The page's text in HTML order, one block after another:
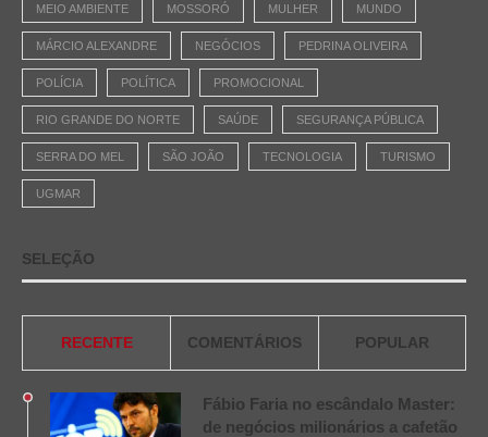
MEIO AMBIENTE MOSSORÓ MULHER MUNDO
MÁRCIO ALEXANDRE NEGÓCIOS PEDRINA OLIVEIRA
POLÍCIA POLÍTICA PROMOCIONAL
RIO GRANDE DO NORTE SAÚDE SEGURANÇA PÚBLICA
SERRA DO MEL SÃO JOÃO TECNOLOGIA TURISMO
UGMAR
SELEÇÃO
RECENTE COMENTÁRIOS POPULAR
Fábio Faria no escândalo Master:
de negócios milionários a cafetão